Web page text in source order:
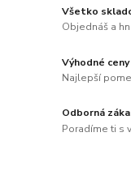
Všetko
Objednáš a
Výhodné ceny
Najlepší
Odborná
Poradíme ti s